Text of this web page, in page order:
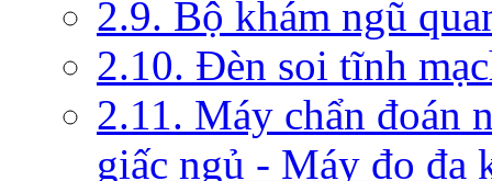
2.9. Bộ khám ngũ
2.10. Đèn soi tĩnh
2.11. Máy chẩn đoán
giấc ngủ - Máy đo đa